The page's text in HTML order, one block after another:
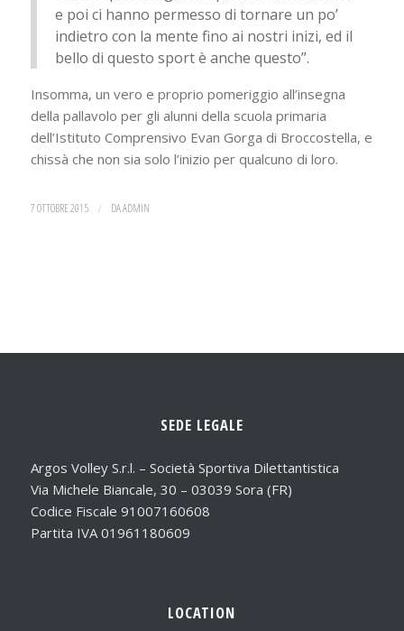
e poi ci hanno permesso di tornare un po’
indietro con la mente fino ai nostri inizi, ed il
bello di questo sport è anche questo”.
Insomma, un vero e proprio pomeriggio all’insegna
della pallavolo per gli alunni della scuola primaria
dell’Istituto Comprensivo Evan Gorga di Broccostella, e
chissà che non sia solo l’inizio per qualcuno di loro.
7 OTTOBRE 2015 / DAADMIN
SEDE LEGALE
Argos Volley S.r.l. – Società Sportiva Dilettantistica
Via Michele Biancale, 30 – 03039 Sora (FR)
Codice Fiscale 91007160608
Partita IVA 01961180609
LOCATION